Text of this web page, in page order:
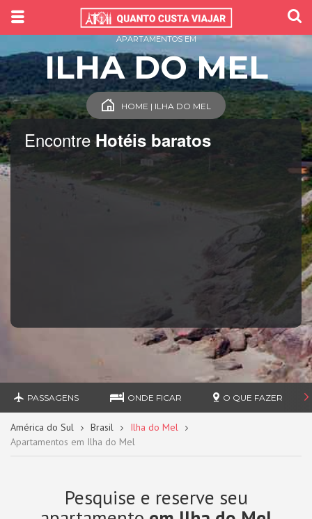
EncontreHotéis baratos
APARTAMENTOS EM
ILHA DO MEL
HOME | ILHA DO MEL
PASSAGENS ONDE FICAR O QUE FAZER
América do Sul Brasil
Ilha do Mel
Apartamentos em Ilha do Mel
Pesquise e reserve seu